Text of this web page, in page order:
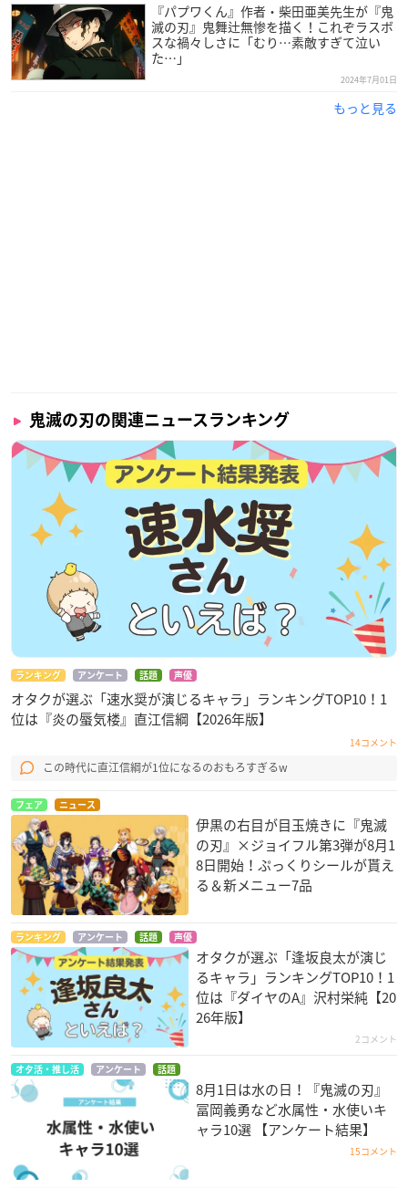
『パプワくん』作者・柴田亜美先生が『鬼
滅の刃』鬼舞辻無惨を描く！これぞラスボ
スな禍々しさに「むり…素敵すぎて泣い
た…」
2024年7月01日
もっと見る
鬼滅の刃の関連ニュースランキング
ランキング アンケート 話題 声優
オタクが選ぶ「速水奨が演じるキャラ」ランキングTOP10！1
位は『炎の蜃気楼』直江信綱【2026年版】
14コメント
この時代に直江信綱が1位になるのおもろすぎるw
フェア ニュース
伊黒の右目が目玉焼きに『鬼滅
の刃』×ジョイフル第3弾が8月1
8日開始！ぷっくりシールが貰え
る＆新メニュー7品
ランキング アンケート 話題 声優
オタクが選ぶ「逢坂良太が演じ
るキャラ」ランキングTOP10！1
位は『ダイヤのA』沢村栄純【20
26年版】
2コメント
オタ活・推し活 アンケート 話題
8月1日は水の日！『鬼滅の刃』
冨岡義勇など水属性・水使いキ
ャラ10選 【アンケート結果】
15コメント